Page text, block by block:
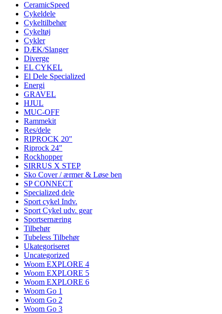
CeramicSpeed
Cykeldele
Cykeltilbehør
Cykeltøj
Cykler
DÆK/Slanger
Diverge
EL CYKEL
El Dele Specialized
Energi
GRAVEL
HJUL
MUC-OFF
Rammekit
Res/dele
RIPROCK 20"
Riprock 24"
Rockhopper
SIRRUS X STEP
Sko Cover / ærmer & Løse ben
SP CONNECT
Specialized dele
Sport cykel Indv.
Sport Cykel udv. gear
Sportsernæring
Tilbehør
Tubeless Tilbehør
Ukategoriseret
Uncategorized
Woom EXPLORE 4
Woom EXPLORE 5
Woom EXPLORE 6
Woom Go 1
Woom Go 2
Woom Go 3